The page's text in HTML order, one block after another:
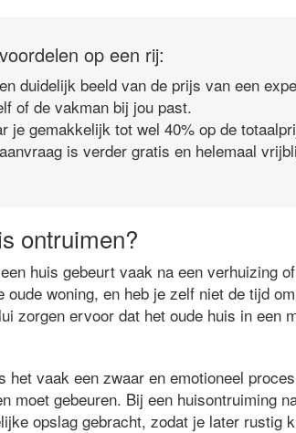
op een rij:
duidelijk beeld van de prijs van een
of de vakman bij jou past.
je gemakkelijk tot wel 40% op de
is verder gratis en helemaal
ontruimen?
huis gebeurt vaak na een verhuizing
oude woning, en heb je zelf niet de tijd
zorgen ervoor dat het oude huis in een
het vaak een zwaar en emotioneel
moet gebeuren. Bij een huisontruiming
opslag gebracht, zodat je later rustig